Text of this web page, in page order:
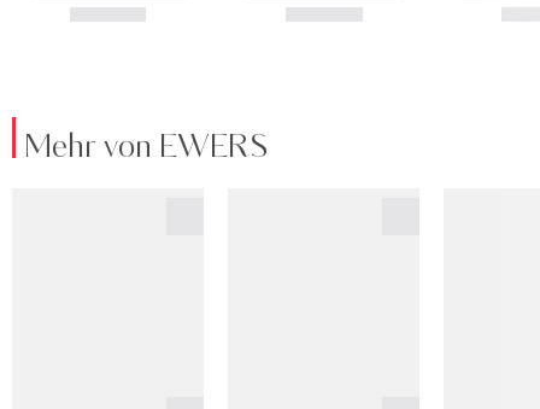
Mehr von EWERS